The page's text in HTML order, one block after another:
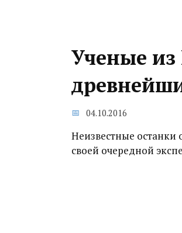
Ученые из
04.10.2016
Неизвестные останки
своей очередной